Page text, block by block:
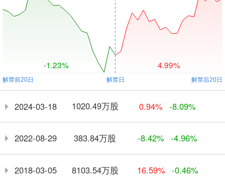
-1.23% 4.99%
2024-03-18 1020.49万股 0.94% -8.09%
2022-08-29 383.84万股 -8.42% -4.96%
2018-03-05 8103.54万股 16.59% -0.46%